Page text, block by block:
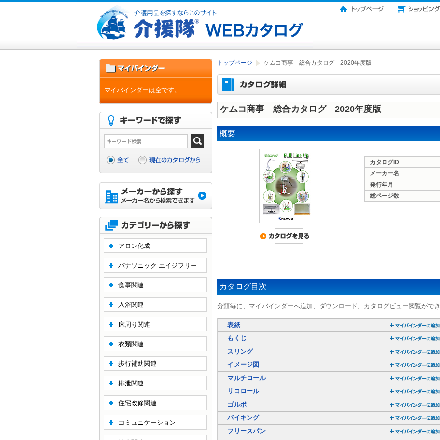
トップページ ケムコ商事 総合カタログ 2020年度版
ケムコ商事 総合カタログ 2020年度版
概要
カタログID
メーカー名
発行年月
総ページ数
カタログ目次
分類毎に、マイバインダーへ追加、ダウンロード、カタログビュー閲覧がで
表紙
もくじ
スリング
イメージ図
マルチロール
リコロール
ゴルボ
バイキング
フリースパン
マイバインダーは空です。
アロン化成
パナソニック エイジフリー
食事関連
入浴関連
床周り関連
衣類関連
歩行補助関連
排泄関連
住宅改修関連
コミュニケーション